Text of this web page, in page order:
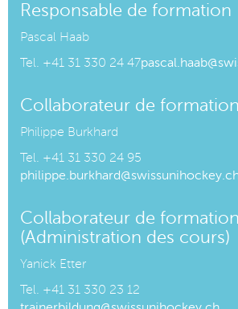
Responsable de formation
Pascal Haab
Tel. +41 31 330 24 47
Collaborateur de formation
Philippe Burkhard
Tel. +41 31 330 24 95
Collaborateur de formation
(Administration des cours)
Yanick Etter
Tel. +41 31 330 23 12